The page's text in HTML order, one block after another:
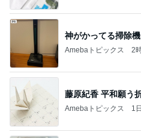
神がかってる掃除機
Amebaトピックス 2
藤原紀香 平和願う
Amebaトピックス 1